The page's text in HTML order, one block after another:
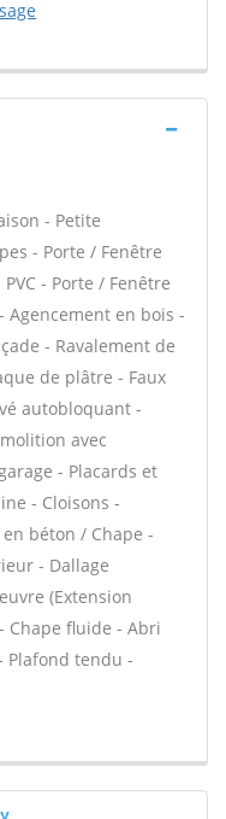
- Petite
- Porte / Fenêtre
- Porte / Fenêtre
en bois -
- Ravalement de
de plâtre - Faux
autobloquant -
avec
- Placards et
- Cloisons -
béton / Chape -
- Dallage
(Extension
Chape fluide - Abri
Plafond tendu -